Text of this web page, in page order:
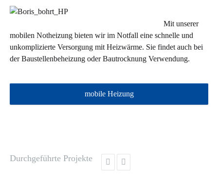
Mit unserer
mobilen Notheizung bieten wir im Notfall eine schnelle und
unkomplizierte Versorgung mit Heizwärme. Sie findet auch bei
der Baustellenbeheizung oder Bautrocknung Verwendung.
mobile Heizung
Durchgeführte Projekte  